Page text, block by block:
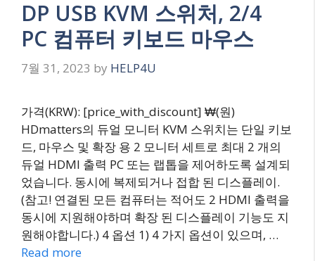
DP USB KVM 스위처, 2/4
PC 컴퓨터 키보드 마우스
7월 31, 2023 by HELP4U
가격(KRW): [price_with_discount] ₩(원)
HDmatters의 듀얼 모니터 KVM 스위치는 단일 키보
드, 마우스 및 확장 용 2 모니터 세트로 최대 2 개의
듀얼 HDMI 출력 PC 또는 랩톱을 제어하도록 설계되
었습니다. 동시에 복제되거나 접합 된 디스플레이.
(참고! 연결된 모든 컴퓨터는 적어도 2 HDMI 출력을
동시에 지원해야하며 확장 된 디스플레이 기능도 지
원해야합니다.) 4 옵션 1) 4 가지 옵션이 있으며, …
Read more